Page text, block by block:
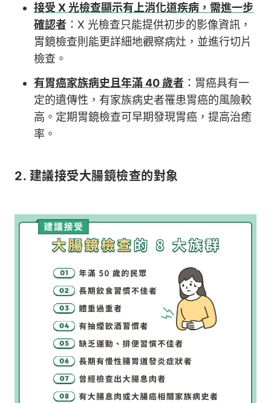
接受 X 光檢查顯示有上消化道疾病，需進一步
確認者 ：X 光檢查只能提供初步的影像資訊，
胃鏡檢查則能更詳細地觀察病灶，並進行切片
檢查。
有胃癌家族病史且年滿 40 歲者 ：胃癌具有一
定的遺傳性，有家族病史者罹患胃癌的風險較
高。定期胃鏡檢查可早期發現胃癌，提高治癒
率。
2. 建議接受大腸鏡檢查的對象